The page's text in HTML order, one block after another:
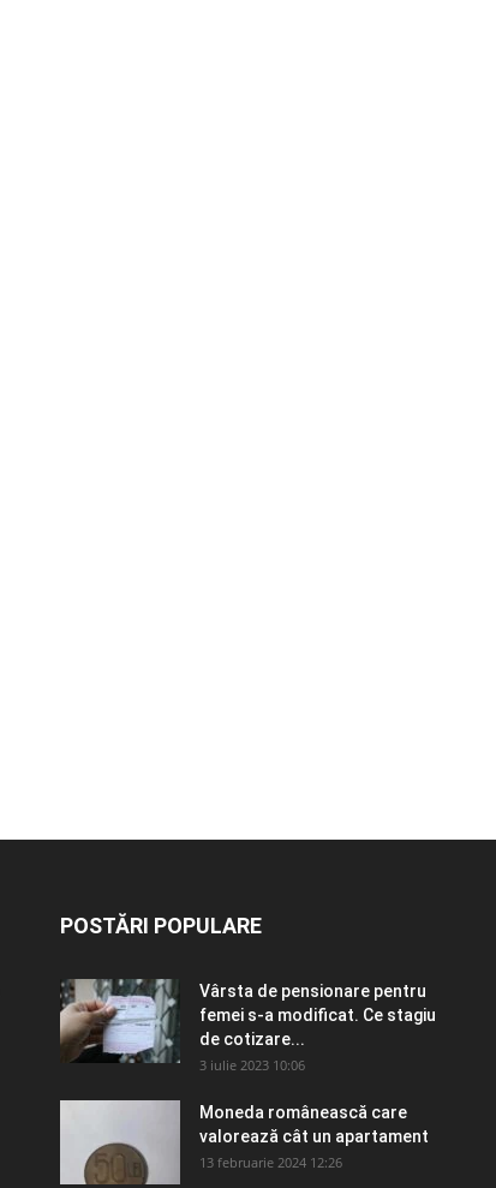
POSTĂRI POPULARE
Vârsta de pensionare pentru
femei s-a modificat. Ce stagiu
de cotizare...
3 iulie 2023 10:06
Moneda românească care
valorează cât un apartament
13 februarie 2024 12:26